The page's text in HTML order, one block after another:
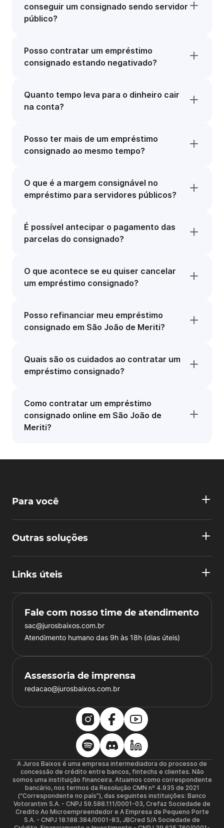
conseguir um consignado sendo servidor
público?
Posso contratar um empréstimo
consignado estando negativado?
Quanto tempo leva para o dinheiro cair
na conta?
Posso ter mais de um empréstimo
consignado ao mesmo tempo?
O que é a margem consignável no
empréstimo para servidores públicos?
É possível antecipar o pagamento das
parcelas do consignado?
O que acontece se eu quiser cancelar
um empréstimo consignado?
Posso refinanciar meu empréstimo
consignado em São João de Meriti?
Quais são os cuidados ao contratar um
empréstimo consignado?
Como contratar um empréstimo
consignado online em São João de
Meriti?
Para você
Outras soluções
Links úteis
Fale com nosso time de atendimento
sac@jurosbaixos.com.br
Atendimento humano das 9h às 18h (dias úteis)
Assessoria de imprensa
redacao@jurosbaixos.com.br
A Juros Baixos é uma empresa intermediadora do processo de
concessão de crédito entre bancos, fintechs e clientes. Não
somos uma instituição financeira. Atuamos como correspondente
bancário, nos termos da Resolução CMN nº 4.935 de 2021
(“Correspondente no país”), das seguintes instituições: Banco
Votorantim S.A. - CNPJ 59.588.111/0001-03, Crefaz Sociedade de
Credito Ao Microempreendedor e A Empresa de Pequeno Porte
S.A. - CNPJ 18.188.384/0001-83, JBCred S/A Sociedade de